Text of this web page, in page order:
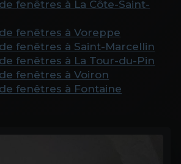
fenêtres à La Côte-Saint-
fenêtres à Voreppe
fenêtres à Saint-Marcellin
fenêtres à La Tour-du-Pin
fenêtres à Voiron
fenêtres à Fontaine